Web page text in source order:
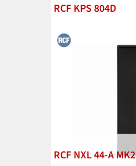
RCF KPS 804D
RCF NXL 44-A MK2